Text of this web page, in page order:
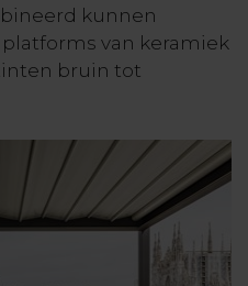
kunnen
van keramiek
bruin tot